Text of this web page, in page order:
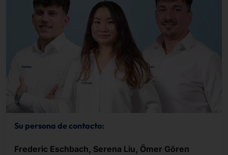
Su persona de contacto:
Frederic Eschbach, Serena Liu, Ömer Gören